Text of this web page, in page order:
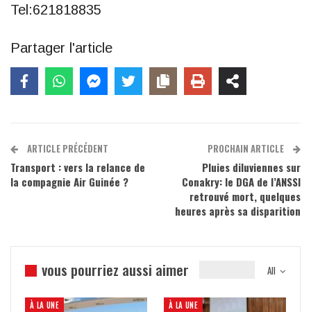
Tel:621818835
Partager l'article
ARTICLE PRÉCÉDENT
Transport : vers la relance de
la compagnie Air Guinée ?
PROCHAIN ARTICLE
Pluies diluviennes sur
Conakry: le DGA de l’ANSSI
retrouvé mort, quelques
heures après sa disparition
All
vous pourriez aussi aimer
À LA UNE À LA UNE